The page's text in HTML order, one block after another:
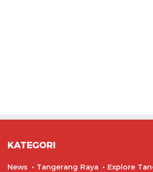
KATEGORI
News Tangerang Raya
Explore